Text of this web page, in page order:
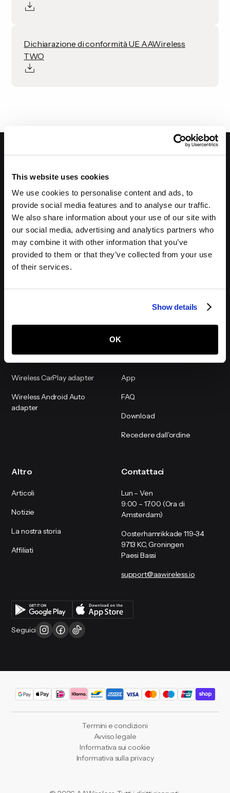
This website uses cookies
We use cookies to personalise content and ads, to
provide social media features and to analyse our traffic.
We also share information about your use of our site with
our social media, advertising and analytics partners who
may combine it with other information that you’ve
provided to them or that they’ve collected from your use
of their services.
Show details
OK
Dichiarazione di conformità UE AAWireless
TWO
Iscriviti alla nostra newsletter
AAWireless in conformità con i Termini e Condizioni.
Shop
Wireless CarPlay adapter
Wireless Android Auto
adapter
Supporto
App
FAQ
Download
Recedere dall'ordine
Altro
Articoli
Notizie
La nostra storia
Affiliati
Contattaci
Lun – Ven
9:00 – 17:00 (Ora di
Amsterdam)
Oosterhamrikkade 119-34
9713 KC, Groningen
Paesi Bassi
support@aawireless.io
Seguici
Termini e condizioni
Avviso legale
Informativa sui cookie
Informativa sulla privacy